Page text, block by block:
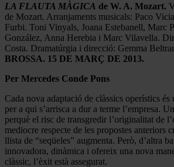
LA FLAUTA MÀGICA de W. A. Mozart.
de Mozart. Arranjaments musicals: Paco
Furbi. Toni Vinyals, Joana Estebanell, Marc
González, Anna Herebia i Marc Vilavella.
Costa. Dramatúrgia i direcció: Gemma
BROSSA. 15 DE MARÇ DE 2013.
Per Mercedes Conde Pons
Cada nova adaptació de clàssics operístics
per a qui s’arrisca a dur a terme l’empresa.
perquè el risc de transgredir l’originalitat de
mediocre respecte de les propostes anteriors
llista de “seqüeles” augmenta. Però, d’altra
innovadora, dinàmica i ofereix una nova
clàssic, l’èxit està assegurat.